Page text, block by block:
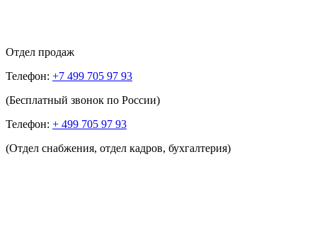
Отдел продаж
Телефон: +7 499 705 97 93
(Бесплатный звонок по России)
Телефон: + 499 705 97 93
(Отдел снабжения, отдел кадров, бухгалтерия)